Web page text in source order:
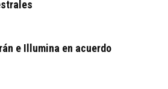
e Illumina en acuerdo